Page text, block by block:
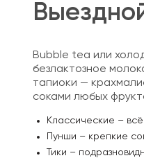
Bubble tea или
безлактозное
тапиоки —
соками любых
Классические –
Пунши – крепкие
Тики –